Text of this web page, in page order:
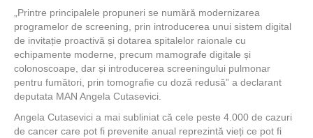
„Printre principalele propuneri se numără modernizarea
programelor de screening, prin introducerea unui sistem digital
de invitație proactivă și dotarea spitalelor raionale cu
echipamente moderne, precum mamografe digitale și
colonoscoape, dar și introducerea screeningului pulmonar
pentru fumători, prin tomografie cu doză redusă” a declarant
deputata MAN Angela Cutasevici.
Angela Cutasevici a mai subliniat că cele peste 4.000 de cazuri
de cancer care pot fi prevenite anual reprezintă vieți ce pot fi